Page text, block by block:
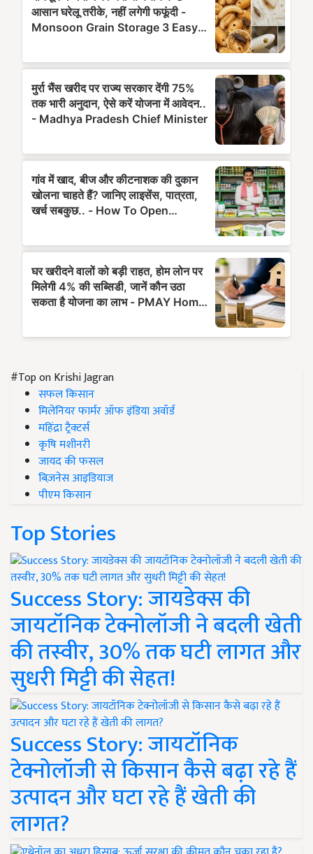
#Top on Krishi Jagran
सफल किसान
मिलेनियर फार्मर ऑफ इंडिया अवॉर्ड
महिंद्रा ट्रैक्टर्स
कृषि मशीनरी
जायद की फसल
बिज़नेस आइडियाज
पीएम किसान
Top Stories
Success Story: जायडेक्स की
जायटॉनिक टेक्नोलॉजी ने बदली खेती
की तस्वीर, 30% तक घटी लागत और
सुधरी मिट्टी की सेहत!
Success Story: जायटॉनिक
टेक्नोलॉजी से किसान कैसे बढ़ा रहे हैं
उत्पादन और घटा रहे हैं खेती की
लागत?